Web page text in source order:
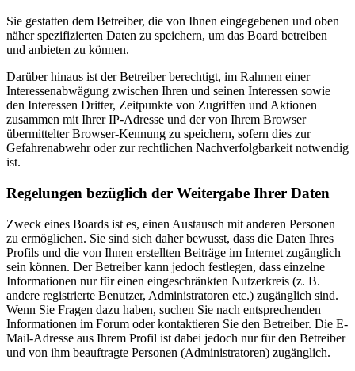
Sie gestatten dem Betreiber, die von Ihnen eingegebenen und oben
näher spezifizierten Daten zu speichern, um das Board betreiben
und anbieten zu können.
Darüber hinaus ist der Betreiber berechtigt, im Rahmen einer
Interessenabwägung zwischen Ihren und seinen Interessen sowie
den Interessen Dritter, Zeitpunkte von Zugriffen und Aktionen
zusammen mit Ihrer IP-Adresse und der von Ihrem Browser
übermittelter Browser-Kennung zu speichern, sofern dies zur
Gefahrenabwehr oder zur rechtlichen Nachverfolgbarkeit notwendig
ist.
Regelungen bezüglich der Weitergabe Ihrer Daten
Zweck eines Boards ist es, einen Austausch mit anderen Personen
zu ermöglichen. Sie sind sich daher bewusst, dass die Daten Ihres
Profils und die von Ihnen erstellten Beiträge im Internet zugänglich
sein können. Der Betreiber kann jedoch festlegen, dass einzelne
Informationen nur für einen eingeschränkten Nutzerkreis (z. B.
andere registrierte Benutzer, Administratoren etc.) zugänglich sind.
Wenn Sie Fragen dazu haben, suchen Sie nach entsprechenden
Informationen im Forum oder kontaktieren Sie den Betreiber. Die E-
Mail-Adresse aus Ihrem Profil ist dabei jedoch nur für den Betreiber
und von ihm beauftragte Personen (Administratoren) zugänglich.